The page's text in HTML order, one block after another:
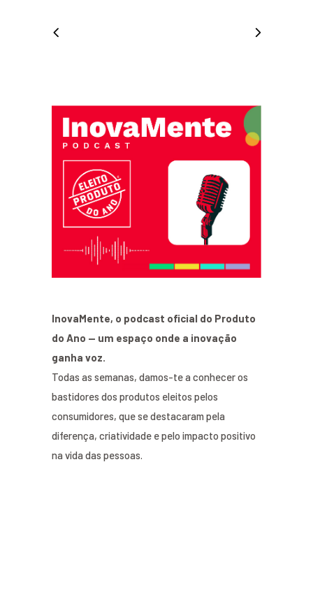
InovaMente, o podcast oficial do Produto
do Ano — um espaço onde a inovação
ganha voz.
Todas as semanas, damos-te a conhecer os
bastidores dos produtos eleitos pelos
consumidores, que se destacaram pela
diferença, criatividade e pelo impacto positivo
na vida das pessoas.